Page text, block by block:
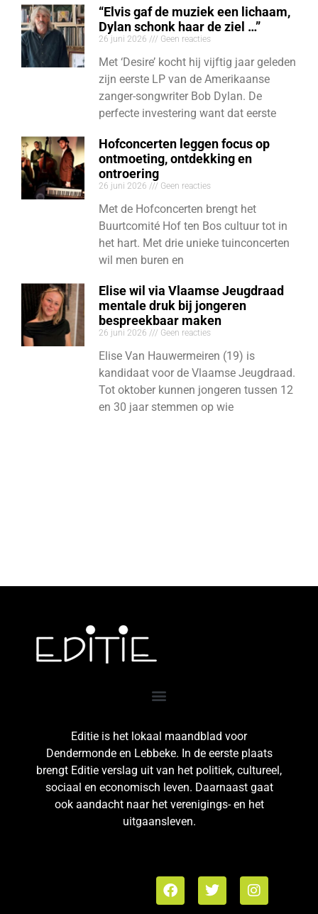
“Elvis gaf de muziek een lichaam,
Dylan schonk haar de ziel …”
26 juni 2026 Geen reacties
Met ‘Desire’ kocht hij vijftig jaar geleden
zijn eerste LP van de Amerikaanse
zanger-songwriter Bob Dylan. De
perfecte investering want dat eerste
Hofconcerten leggen focus op
ontmoeting, ontdekking en
ontroering
26 juni 2026 Geen reacties
Met de Hofconcerten brengt het
Buurtcomité Hof ten Bos cultuur tot in
het hart. Met drie unieke tuinconcerten
wil men buren en
Elise wil via Vlaamse Jeugdraad
mentale druk bij jongeren
bespreekbaar maken
26 juni 2026 Geen reacties
Elise Van Hauwermeiren (19) is
kandidaat voor de Vlaamse Jeugdraad.
Tot oktober kunnen jongeren tussen 12
en 30 jaar stemmen op wie
Editie is het lokaal maandblad voor
Dendermonde en Lebbeke. In de eerste plaats
brengt Editie verslag uit van het politiek, cultureel,
sociaal en economisch leven. Daarnaast gaat
ook aandacht naar het verenigings- en het
uitgaansleven.